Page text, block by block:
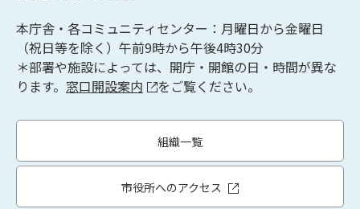
本庁舎・各コミュニティセンター：月曜日から金曜日
（祝日等を除く）午前9時から午後4時30分
＊部署や施設によっては、開庁・開館の日・時間が異な
ります。 窓口開設案内 をご覧ください。
組織一覧
市役所へのアクセス